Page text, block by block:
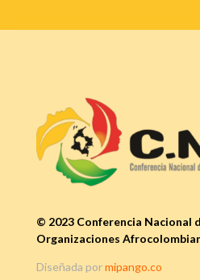
© 2023 Conferencia Nacional
Organizaciones
Diseñada pormipango.co